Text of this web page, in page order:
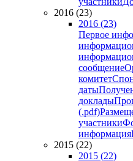
2016 (23)
2016 (23)
Первое
сообщение
комитет
даты
доклады
(.pdf)
участники
информация
2015 (22)
2015 (22)